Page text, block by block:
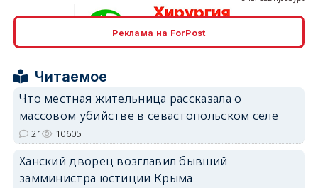
Реклама на ForPost
Читаемое
Что местная жительница рассказала о
массовом убийстве в севастопольском селе
21 10605
Ханский дворец возглавил бывший
замминистра юстиции Крыма